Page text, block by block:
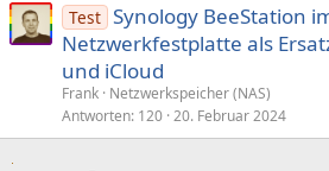
Test Synology BeeStation
Netzwerkfestplatte als
und iCloud
Frank Netzwerkspeicher (NAS)
Antworten 120 20. Februar 2024